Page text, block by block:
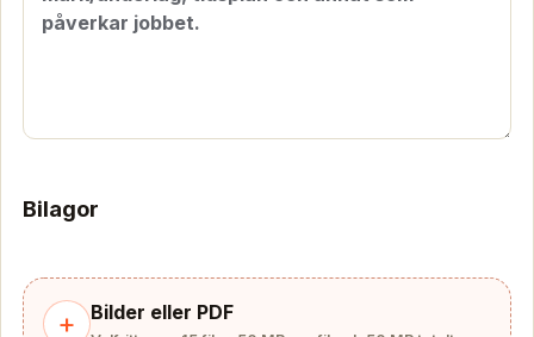
Bilagor
+ Bilder eller PDF